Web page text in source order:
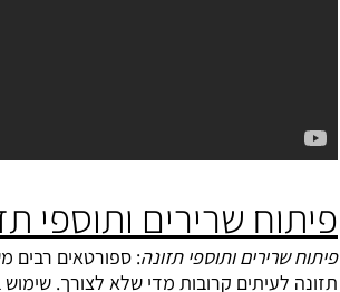
פיתוח שרירים ותוספי
פיתוח שרירים ותוספי תזונה: ספורטאים רבים
תזונה לעיתים קרובות מדי שלא לצורך. שימוש